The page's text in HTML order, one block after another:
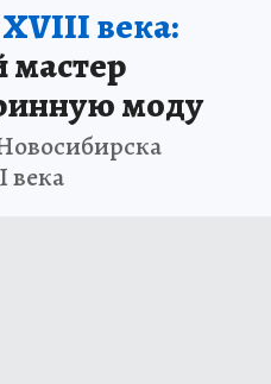
века:
мастер
моду
века